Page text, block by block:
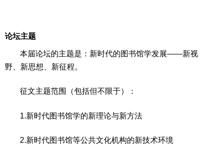
论坛主题
本届论坛的主题是：新时代的图书馆学发展——新视
野、新思想、新征程。
征文主题范围（包括但不限于）：
1.新时代图书馆学的新理论与新方法
2.新时代图书馆等公共文化机构的新技术环境